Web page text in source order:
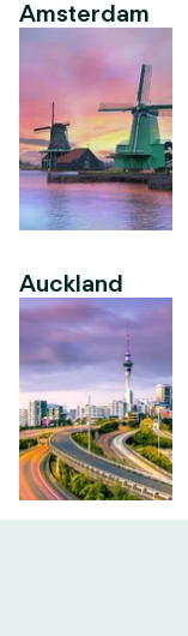
Amsterdam
Auckland